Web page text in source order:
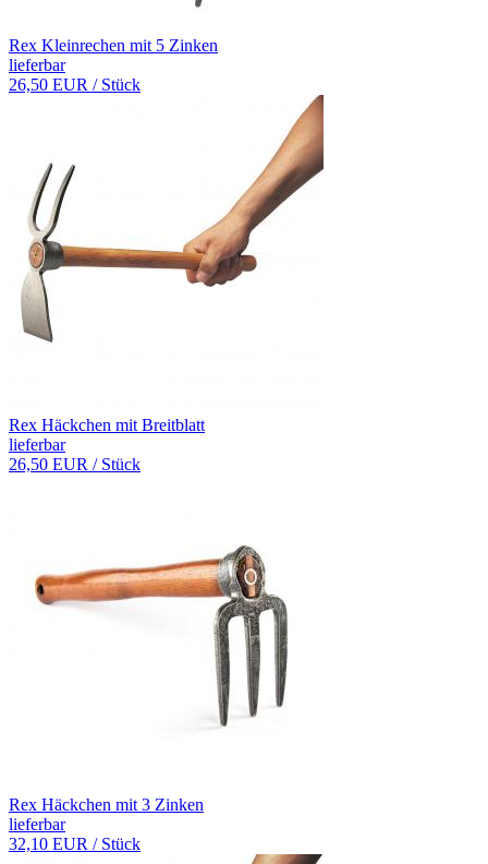
Rex Kleinrechen mit 5 Zinken
lieferbar
26,50 EUR / Stück
Rex Häckchen mit Breitblatt
lieferbar
26,50 EUR / Stück
Rex Häckchen mit 3 Zinken
lieferbar
32,10 EUR / Stück